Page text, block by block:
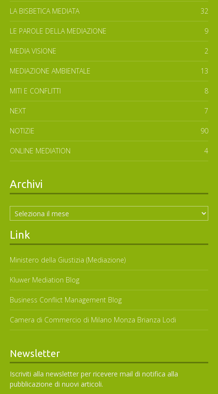
LA BISBETICA MEDIATA 32
LE PAROLE DELLA MEDIAZIONE 9
MEDIA VISIONE 2
MEDIAZIONE AMBIENTALE 13
MITI E CONFLITTI 8
NEXT 7
NOTIZIE 90
ONLINE MEDIATION 4
Archivi
Archivi
Link
Ministero della Giustizia (Mediazione)
Kluwer Mediation Blog
Business Conflict Management Blog
Camera di Commercio di Milano Monza Brianza Lodi
Newsletter
Iscriviti alla newsletter per ricevere mail di notifica alla
pubblicazione di nuovi articoli.